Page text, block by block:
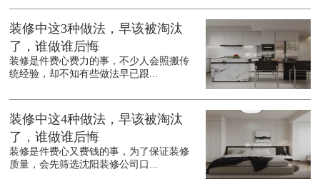
装修中这3种做法，早该被淘汰
了，谁做谁后悔
装修是件费心费力的事，不少人会照搬传
统经验，却不知有些做法早已跟...
装修中这4种做法，早该被淘汰
了，谁做谁后悔
装修是件费心又费钱的事，为了保证装修
质量，会先筛选沈阳装修公司口...